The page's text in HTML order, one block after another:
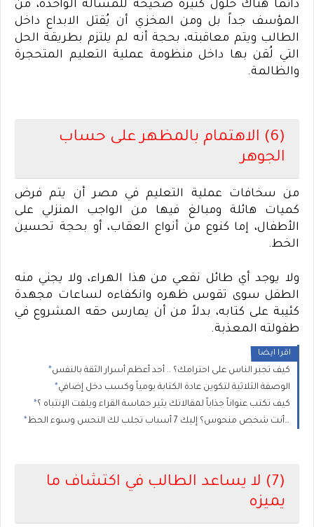
دائما هناك حلول كثيرة صحيحة للمسألة الواحدة، من
المؤسف جداً بل ومن المخزي أن يُقتل الابداع داخل
الطالب ويتم معاقبته، بحجة أنه لم يلتزم بطريقة الحل
التي لُقن بها داخل منظومة عملية التعليم المتحجرة
والظالمة.
(6) الاهتمام بالمظهر على حساب
الجوهر
من سخافات عملية التعليم في مصر أن يتم فرض
كميات هائلة ومبالغ فيها من الواجب المنزلي على
الأطفال، إما كنوع من أنواع العقاب، أو بحجة تحسين
الخط.
ولا يوجد أي طائل نفعي من هذا الهراء، ولا يجني منه
الطفل سوى تقوس ظهره وانكفاءه لساعات مجهدة
كئيبة على كتابه، بدلاً من أن يمارس حقه المشروع في
طفولته المعذبة.
اقرا ايضا
كيف تجبر الناس على احترامك؟ .. أحد أعظم أسرار الثقة بالنفس
الوصفة الثلاثية لتكوين عادة الكتابة يومياً وكسب دخل إضافي
كيف تكتب عنواناً جذاباً لمقالاتك يثير حماسة القراء ويلفت الإنتباه ؟
هل أنت شخص منحوس؟ إليك 7 أسباب تجلب لك النحس وسوء الحظ
(7) لا يساعد الطالب في اكتشاف ما
يميزه